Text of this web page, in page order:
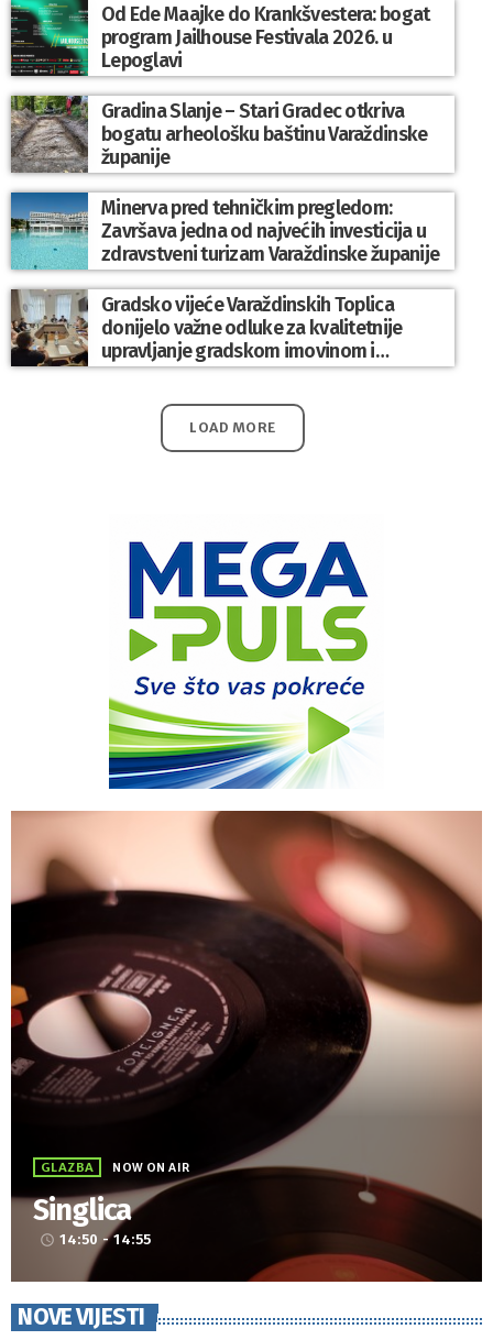
Od Ede Maajke do Krankšvestera: bogat
program Jailhouse Festivala 2026. u
Lepoglavi
Gradina Slanje – Stari Gradec otkriva
bogatu arheološku baštinu Varaždinske
županije
Minerva pred tehničkim pregledom:
Završava jedna od najvećih investicija u
zdravstveni turizam Varaždinske županije
Gradsko vijeće Varaždinskih Toplica
donijelo važne odluke za kvalitetnije
upravljanje gradskom imovinom i
komunalnim sustavom
LOAD MORE
GLAZBA NOW ON AIR
Singlica
access_time 14:50 - 14:55
NOVE VIJESTI